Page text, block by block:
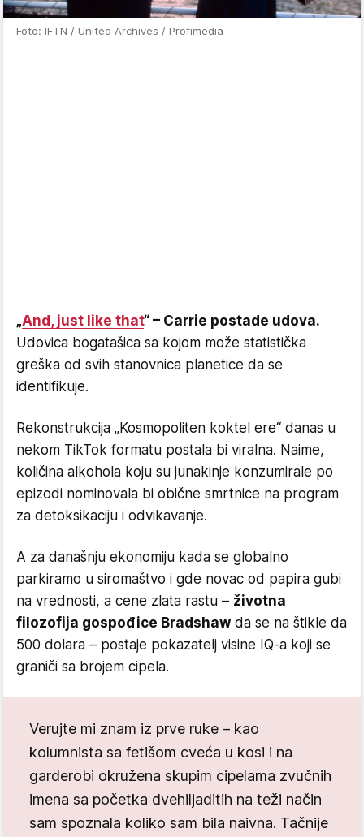
Foto: IFTN / United Archives / Profimedia
„And, just like that“ – Carrie postade udova.
Udovica bogatašica sa kojom može statistička
greška od svih stanovnica planetice da se
identifikuje.
Rekonstrukcija „Kosmopoliten koktel ere“ danas u
nekom TikTok formatu postala bi viralna. Naime,
količina alkohola koju su junakinje konzumirale po
epizodi nominovala bi obične smrtnice na program
za detoksikaciju i odvikavanje.
A za današnju ekonomiju kada se globalno
parkiramo u siromaštvo i gde novac od papira gubi
na vrednosti, a cene zlata rastu – životna
filozofija gospođice Bradshaw da se na štikle da
500 dolara – postaje pokazatelj visine IQ-a koji se
graniči sa brojem cipela.
Verujte mi znam iz prve ruke – kao
kolumnista sa fetišom cveća u kosi i na
garderobi okružena skupim cipelama zvučnih
imena sa početka dvehiljaditih na teži način
sam spoznala koliko sam bila naivna. Tačnije